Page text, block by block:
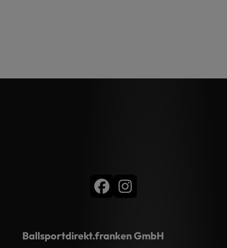
Ballsportdirekt.franken GmbH